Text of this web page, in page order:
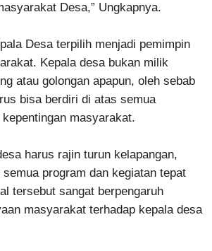
Desa,” Ungkapnya.
Desa terpilih menjadi pemimpin
Kepala desa bukan milik
atau golongan apapun, oleh sebab
bisa berdiri di atas semua
masyarakat.
harus rajin turun kelapangan,
program dan kegiatan tepat
tersebut sangat berpengaruh
masyarakat terhadap kepala desa